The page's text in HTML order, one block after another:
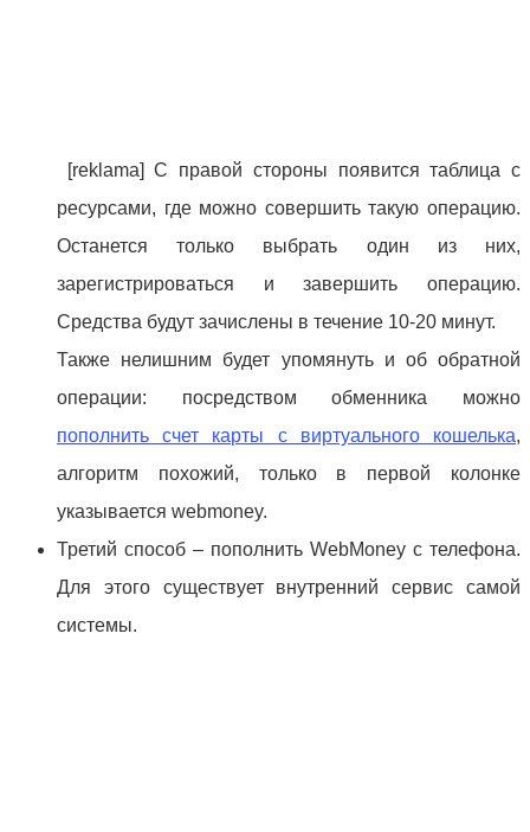
[reklama] С правой стороны появится таблица с
ресурсами, где можно совершить такую операцию.
Останется только выбрать один из них,
зарегистрироваться и завершить операцию.
Средства будут зачислены в течение 10-20 минут.
Также нелишним будет упомянуть и об обратной
операции: посредством обменника можно
пополнить счет карты с виртуального кошелька,
алгоритм похожий, только в первой колонке
указывается webmoney.
Третий способ – пополнить WebMoney с телефона.
Для этого существует внутренний сервис самой
системы.